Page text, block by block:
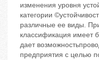
изменения уровня
категории
различные ее виды.
классификация имеет
дает
предприятия с целью